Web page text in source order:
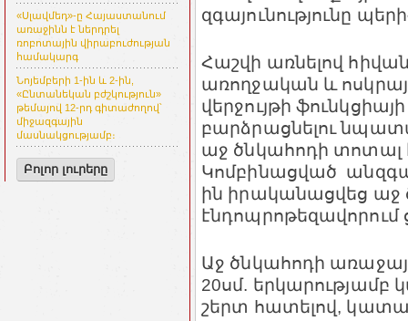
«Սլավմեդ»-ը Հայաստանում
առաջինն է ներդրել
ռոբոտային վիրաբուժության
համակարգ
Նոյեմբերի 1-ին և 2-ին,
«Ընտանեկան բժշկություն»
թեմայով 12-րդ գիտաժողով՝
միջազգային
մասնակցությամբ։
Բոլոր լուրերը
զգայունությունը
Հաշվի առնելով
առողջական և
վերջույթի
բարձրացնելու
աջ ծնկահոդի տոտալ
Կոմբինացված
ին իրականացվեց
Աջ ծնկահոդի
20սմ. երկարությամբ
շերտ հատելով,